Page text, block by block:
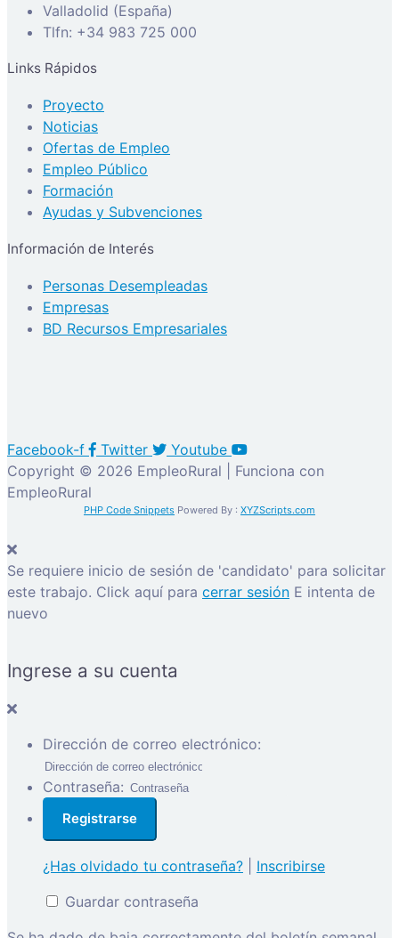
Valladolid (España)
Tlfn: +34 983 725 000
Links Rápidos
Proyecto
Noticias
Ofertas de Empleo
Empleo Público
Formación
Ayudas y Subvenciones
Información de Interés
Personas Desempleadas
Empresas
BD Recursos Empresariales
Facebook-f Twitter
Youtube
Copyright © 2026 EmpleoRural | Funciona con
EmpleoRural
PHP Code Snippets Powered By : XYZScripts.com
Se requiere inicio de sesión de 'candidato' para solicitar
este trabajo. Click aquí para cerrar sesión E intenta de
nuevo
Ingrese a su cuenta
Dirección de correo electrónico:
Contraseña:
¿Has olvidado tu contraseña?
Inscribirse
Guardar contraseña